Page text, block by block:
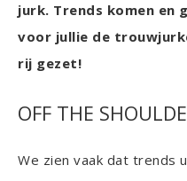
jurk. Trends komen en
voor jullie de
rij gezet!
OFF THE
We zien vaak dat trends